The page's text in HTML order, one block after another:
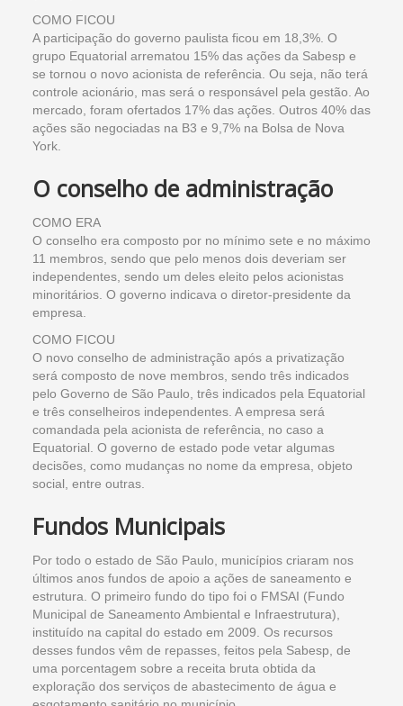
COMO FICOU
A participação do governo paulista ficou em 18,3%. O
grupo Equatorial arrematou 15% das ações da Sabesp e
se tornou o novo acionista de referência. Ou seja, não terá
controle acionário, mas será o responsável pela gestão. Ao
mercado, foram ofertados 17% das ações. Outros 40% das
ações são negociadas na B3 e 9,7% na Bolsa de Nova
York.
O conselho de administração
COMO ERA
O conselho era composto por no mínimo sete e no máximo
11 membros, sendo que pelo menos dois deveriam ser
independentes, sendo um deles eleito pelos acionistas
minoritários. O governo indicava o diretor-presidente da
empresa.
COMO FICOU
O novo conselho de administração após a privatização
será composto de nove membros, sendo três indicados
pelo Governo de São Paulo, três indicados pela Equatorial
e três conselheiros independentes. A empresa será
comandada pela acionista de referência, no caso a
Equatorial. O governo de estado pode vetar algumas
decisões, como mudanças no nome da empresa, objeto
social, entre outras.
Fundos Municipais
Por todo o estado de São Paulo, municípios criaram nos
últimos anos fundos de apoio a ações de saneamento e
estrutura. O primeiro fundo do tipo foi o FMSAI (Fundo
Municipal de Saneamento Ambiental e Infraestrutura),
instituído na capital do estado em 2009. Os recursos
desses fundos vêm de repasses, feitos pela Sabesp, de
uma porcentagem sobre a receita bruta obtida da
exploração dos serviços de abastecimento de água e